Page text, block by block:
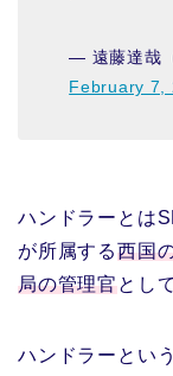
— 遠藤達哉
February 7,
ハンドラーとは
が所属する西国
局の管理官とし
ハンドラーとい